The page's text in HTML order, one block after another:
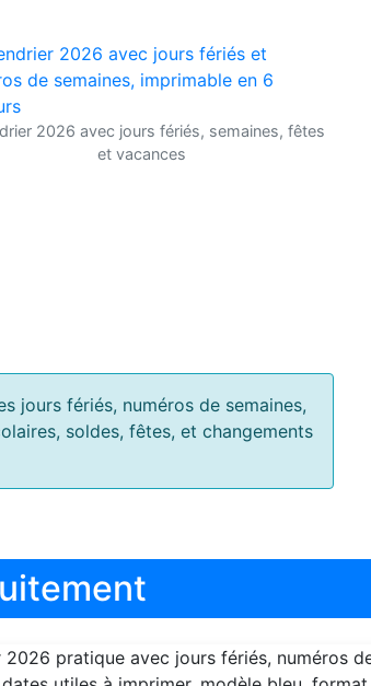
2026 avec jours fériés, semaines, fêtes
et vacances
jours fériés, numéros de semaines,
soldes, fêtes, et changements